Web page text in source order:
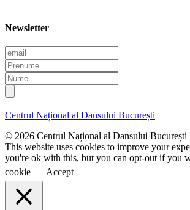
Newsletter
E
m
a
i
l
P
r
e
n
m
N
u
m
e
Centrul Național al Dansului București
© 2026 Centrul Național al Dansului București
This website uses cookies to improve your
you're ok with this, but you can opt-out if you
cookie
Accept